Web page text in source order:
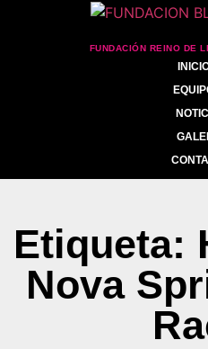
FUNDACIÓN REINO DE
Etiqueta:
Nova